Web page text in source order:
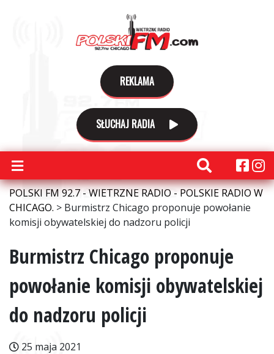
REKLAMA
SŁUCHAJ RADIA
POLSKI FM 92.7 - WIETRZNE RADIO - POLSKIE RADIO W
CHICAGO. > Burmistrz Chicago proponuje powołanie
komisji obywatelskiej do nadzoru policji
Burmistrz Chicago proponuje
powołanie komisji obywatelskiej
do nadzoru policji
25 maja 2021